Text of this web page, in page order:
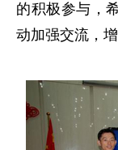
的积极参与，
动加强交流，增